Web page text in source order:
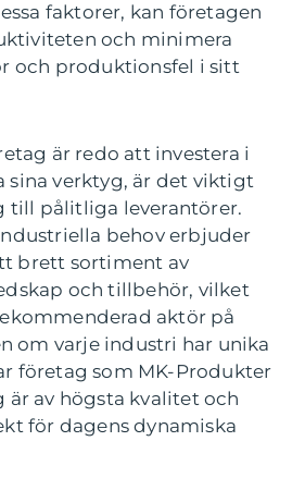
faktorer, kan företagen
och minimera
och produktionsfel i sitt
är redo att investera i
sina verktyg, är det viktigt
till pålitliga leverantörer.
behov erbjuder
brett sortiment av
och tillbehör, vilket
aktör på
om varje industri har unika
företag som MK-Produkter
är av högsta kvalitet och
för dagens dynamiska